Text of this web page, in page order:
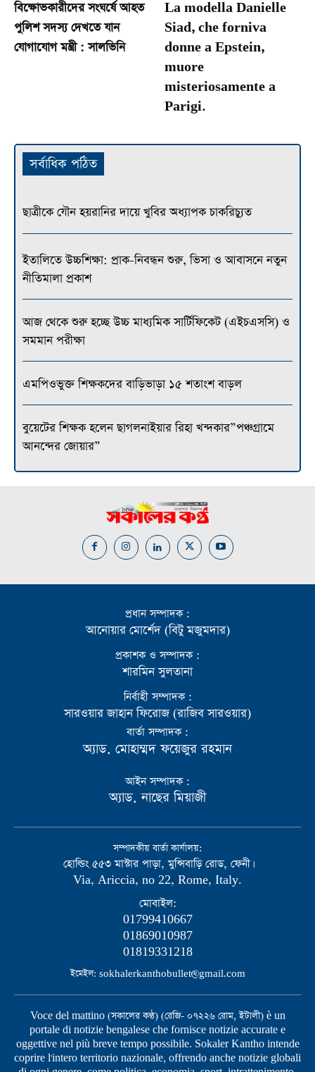
বিক্ষোভকারীদের সংঘর্ষে আহত
পুলিশ সদস্য দেখতে যান
যোগাযোগ মন্ত্রী : সালভিনি
La modella Danielle
Siad, che forniva
donne a Epstein,
muore
misteriosamente a
Parigi.
সর্বাধিক পঠিত
ছাত্রীকে যৌন হয়রানির দায়ে খুবির অধ্যাপক চাকরিচ্যুত
ইতালিতে উচ্চশিক্ষা: প্রাক-নিবন্ধন শুরু, ভিসা ও আবাসনে নতুন
নীতিমালা প্রকাশ
আজ থেকে শুরু হচ্ছে উচ্চ মাধ্যমিক সার্টিফিকেট (এইচএসসি) ও
সমমান পরীক্ষা
এমপিওভুক্ত শিক্ষকদের বাড়িভাড়া ১৫ শতাংশ বাড়ল
বুয়েটের শিক্ষক হলেন ছাগলনাইয়ার রিহা খন্দকার”পঞ্চগ্রামে
আনন্দের জোয়ার”
প্রধান সম্পাদক :
আনোয়ার মোর্শেদ (বিটু মজুমদার)
প্রকাশক ও সম্পাদক :
শারমিন সুলতানা
নির্বাহী সম্পাদক :
সারওয়ার জাহান ফিরোজ (রাজিব সারওয়ার)
বার্তা সম্পাদক :
অ্যাড. মোহাম্মদ ফয়েজুর রহমান
আইন সম্পাদক :
অ্যাড. নাছের মিয়াজী
সম্পাদকীয় বার্তা কার্যালয়:
হোল্ডিং ৫৫৩ মাস্টার পাড়া, মুন্সিবাড়ি রোড, ফেনী।
Via, Ariccia, no 22, Rome, Italy.
মোবাইল:
01799410667
01869010987
01819331218
ইমেইল: sokhalerkanthobullet@gmail.com
Voce del mattino (সকালের কণ্ঠ) (রেজি- ০৭২২৬ রোম, ইটালী) è un
portale di notizie bengalese che fornisce notizie accurate e
oggettive nel più breve tempo possibile. Sokaler Kantho intende
coprire l'intero territorio nazionale, offrendo anche notizie globali